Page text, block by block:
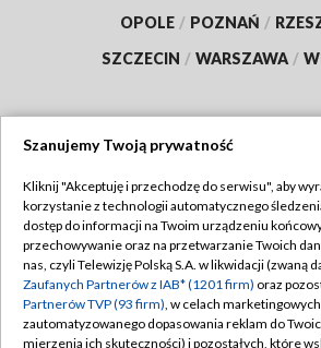
OPOLE / POZNAŃ /
SZCZECIN / WARSZAWA /
TVP
Abonament TVP
Emisja w TVP
Centrum informacji TVP
Regulamin TVP
Polityka
Moje zgody
Szanujemy Twoją prywatność
Kliknij "Akceptuję i przechodzę do serwisu", aby
korzystanie z technologii automatycznego
dostęp do informacji na Twoim urządzeniu
przechowywanie oraz na przetwarzanie Twoich
nas, czyli Telewizję Polską S.A. w likwidacji (zwaną
Zaufanych Partnerów z IAB* (1201 firm) oraz
Partnerów TVP (93 firm), w celach
zautomatyzowanego dopasowania reklam do
mierzenia ich skuteczności) i pozostałych, które